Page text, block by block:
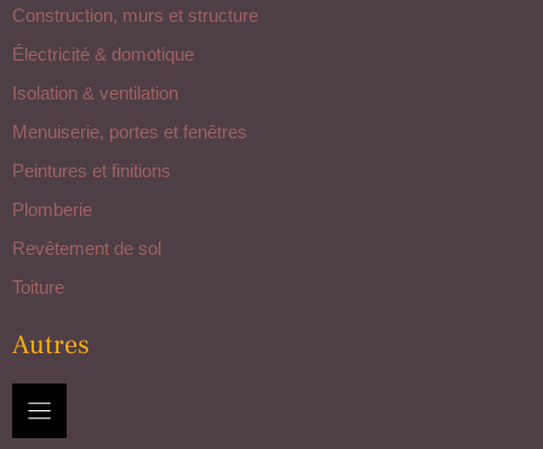
Construction, murs et structure
Électricité & domotique
Isolation & ventilation
Menuiserie, portes et fenêtres
Peintures et finitions
Plomberie
Revêtement de sol
Toiture
Autres